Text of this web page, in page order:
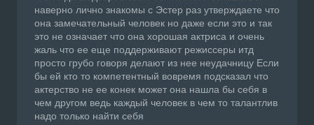
наверно лично знакомы с Эстер раз утверждаете что
она замечательный человек но даже если это и так
это не означает что она хорошая актриса и очень
жаль что ее еще поддерживают режиссеры итд
просто грубо говоря делают из нее неудачницу Если
бы ей кто то компетентный вовремя подсказал что
актерство не ее конек может она нашла бы себя в
чем другом ведь каждый человек в чем то талантлив
надо только найти себя